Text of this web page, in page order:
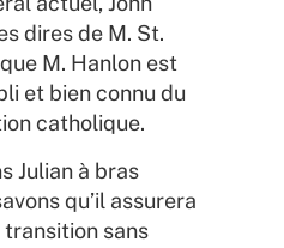
dires de M. St.
M. Hanlon est
et bien connu du
catholique.
Julian à bras
qu’il assurera
transition sans